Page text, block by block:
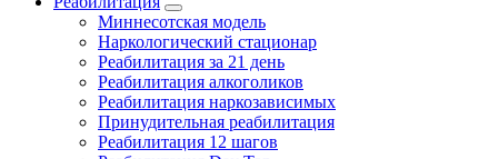
Миннесотская модель
Наркологический стационар
Реабилитация за 21 день
Реабилитация алкоголиков
Реабилитация наркозависимых
Принудительная реабилитация
Реабилитация 12 шагов